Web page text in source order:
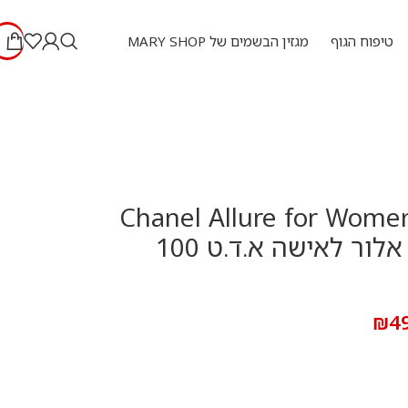
טיפוח הגוף מגזין הבשמים של MARY SHOP
Chanel Allure for
ml – שאנל אלור לאישה א.ד.ט 100
₪